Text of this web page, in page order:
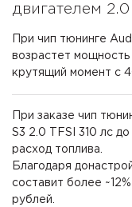
двигателем
При чип тюнинге
возрастет
крутящий момент с
При заказе чип
S3 2.0 TFSI 310 лс
расход топлива.
Благодаря
составит более
рублей.